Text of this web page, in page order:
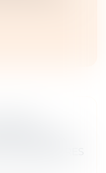
TEMPORAIRES